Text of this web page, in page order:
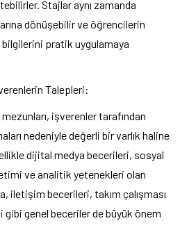
Stajlar aynı zamanda
dönüşebilir ve öğrencilerin
pratik uygulamaya
Talepleri:
mezunları, işverenler tarafından
nedeniyle değerli bir varlık haline
dijital medya becerileri, sosyal
ve analitik yetenekleri olan
iletişim becerileri, takım çalışması
genel beceriler de büyük önem